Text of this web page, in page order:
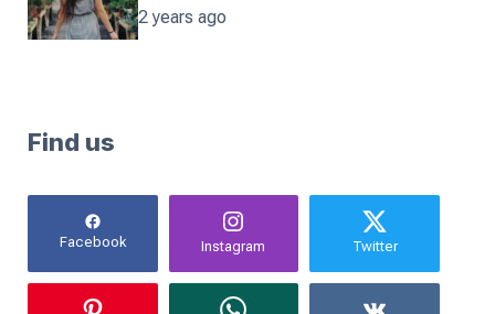
2 years ago
Find us
Facebook Instagram Twitter